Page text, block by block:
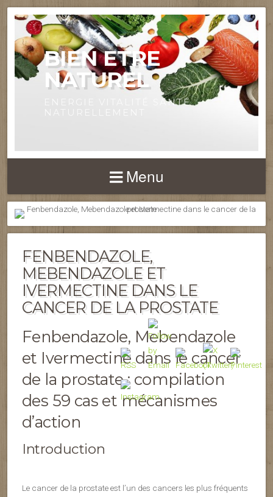
BIEN ETRE
NATUREL
ENERGIE VITALITÉ SANTÉ
Menu
FENBENDAZOLE,
MEBENDAZOLE ET
IVERMECTINE DANS LE
CANCER DE LA PROSTATE
Fenbendazole, Mebendazole
et Ivermectine dans le cancer
de la prostate : compilation
des 59 cas et mécanismes
d’action
Introduction
Le cancer de la prostate est l’un des cancers les plus fréquents